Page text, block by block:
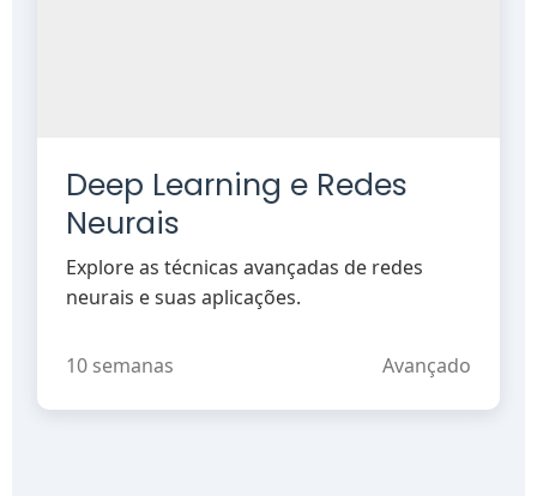
Deep Learning e Redes
Neurais
Explore as técnicas avançadas de redes
neurais e suas aplicações.
10 semanas Avançado